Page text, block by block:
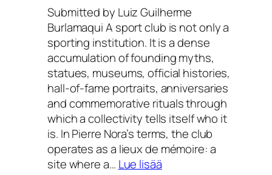
Submitted by Luiz Guilherme
Burlamaqui A sport club is not only a
sporting institution. It is a dense
accumulation of founding myths,
statues, museums, official histories,
hall-of-fame portraits, anniversaries
and commemorative rituals through
which a collectivity tells itself who it
is. In Pierre Nora’s terms, the club
operates as a lieux de mémoire: a
site where a… Lue lisää: